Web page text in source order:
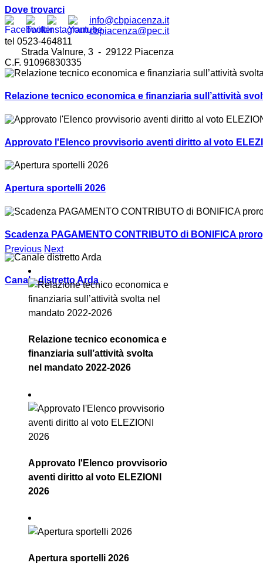
Dove trovarci
info@cbpiacenza.it
cbpiacenza@pec.it
tel 0523-464811
Strada Valnure, 3 - 29122 Piacenza
C.F. 91096830335
Relazione tecnico economica e finanziaria sull’attività
Approvato l'Elenco provvisorio aventi diritto al voto
Apertura sportelli 2026
Scadenza PAGAMENTO CONTRIBUTO di BONIFICA
Canale distretto Arda
Previous Next
Relazione tecnico economica e
finanziaria sull’attività svolta
nel mandato 2022-2026
Approvato l'Elenco provvisorio
aventi diritto al voto ELEZIONI
2026
Apertura sportelli 2026